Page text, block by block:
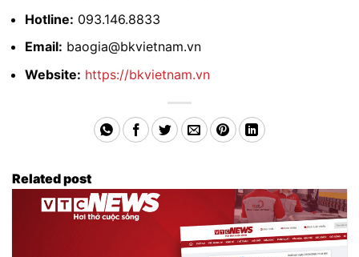
Hotline: 093.146.8833
Email: baogia@bkvietnam.vn
Website: https://bkvietnam.vn
Related post